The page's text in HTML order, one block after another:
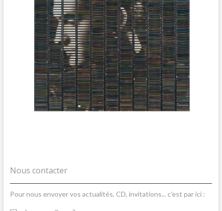
Nous contacter
Pour nous envoyer vos actualités, CD, invitations... c'est par ici :